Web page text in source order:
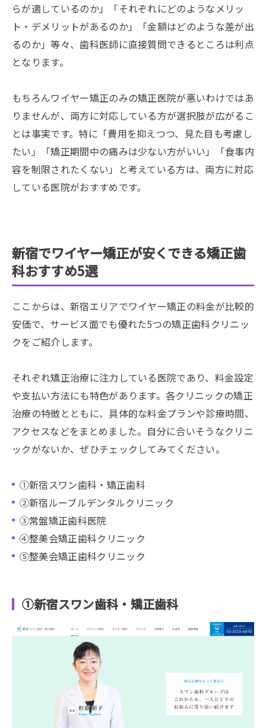
らが適しているのか」「それぞれにどのようなメリッ
ト・デメリットがあるのか」「金額はどのような差が出
るのか」等々、歯科医師に直接質問できるところは利点
となります。
もちろんワイヤー矯正のみの矯正医院が悪いわけではあ
りませんが、両方に対応している方が選択肢が広がるこ
とは事実です。特に「費用を抑えつつ、見た目も考慮し
たい」「矯正期間中の痛みは少ない方がいい」「食事内
容を制限されたくない」と考えている方は、両方に対応
している医院がおすすめです。
新宿でワイヤー矯正が安くできる矯正歯
科おすすめ5選
ここからは、新宿エリアでワイヤー矯正の料金が比較的
安価で、サービス面でも優れた5つの矯正歯科クリニッ
クをご紹介します。
それぞれ矯正治療に注力している医院であり、料金設定
や支払い方法にも特色があります。各クリニックの矯正
治療の特徴とともに、具体的な料金プランや診療時間、
アクセスなどをまとめました。自分に合いそうなクリニ
ックがないか、ぜひチェックしてみてください。
①新宿スワン歯科・矯正歯科
②新宿ルーブルデンタルクリニック
③常盤矯正歯科医院
④整美会矯正歯科クリニック
⑤整美会矯正歯科クリニック
①新宿スワン歯科・矯正歯科